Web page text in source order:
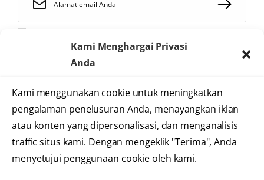
Kami Menghargai Privasi
Anda
Kami menggunakan cookie untuk meningkatkan
pengalaman penelusuran Anda, menayangkan iklan
atau konten yang dipersonalisasi, dan menganalisis
traffic situs kami. Dengan mengeklik "Terima", Anda
menyetujui penggunaan cookie oleh kami.
2025 © Heartology
Cardiovascular Hospital